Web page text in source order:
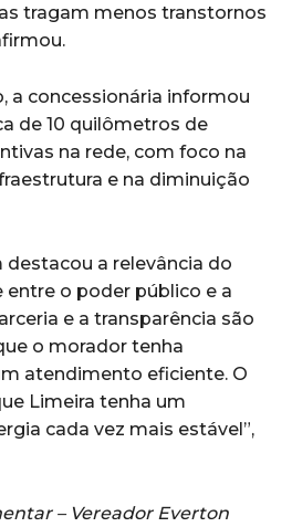
tragam menos transtornos
a concessionária informou
de 10 quilômetros de
na rede, com foco na
e na diminuição
a relevância do
o poder público e a
e a transparência são
o morador tenha
atendimento eficiente. O
Limeira tenha um
cada vez mais estável”,
– Vereador Everton